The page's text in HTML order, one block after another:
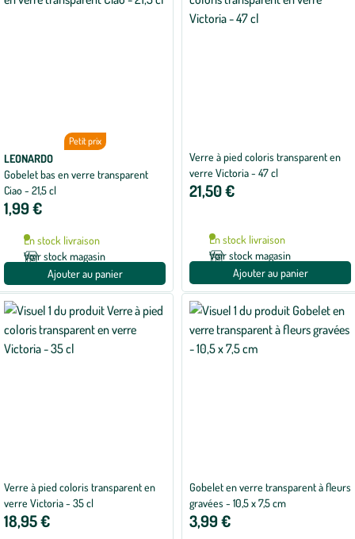
Petit prix
LEONARDO
Gobelet bas en verre transparent
Ciao - 21,5 cl
1,99 €
En stock livraison
Voir stock magasin
Ajouter au panier
Verre à pied coloris transparent en
verre Victoria - 47 cl
21,50 €
En stock livraison
Voir stock magasin
Ajouter au panier
Verre à pied coloris transparent en
verre Victoria - 35 cl
18,95 €
Gobelet en verre transparent à fleurs
gravées - 10,5 x 7,5 cm
3,99 €